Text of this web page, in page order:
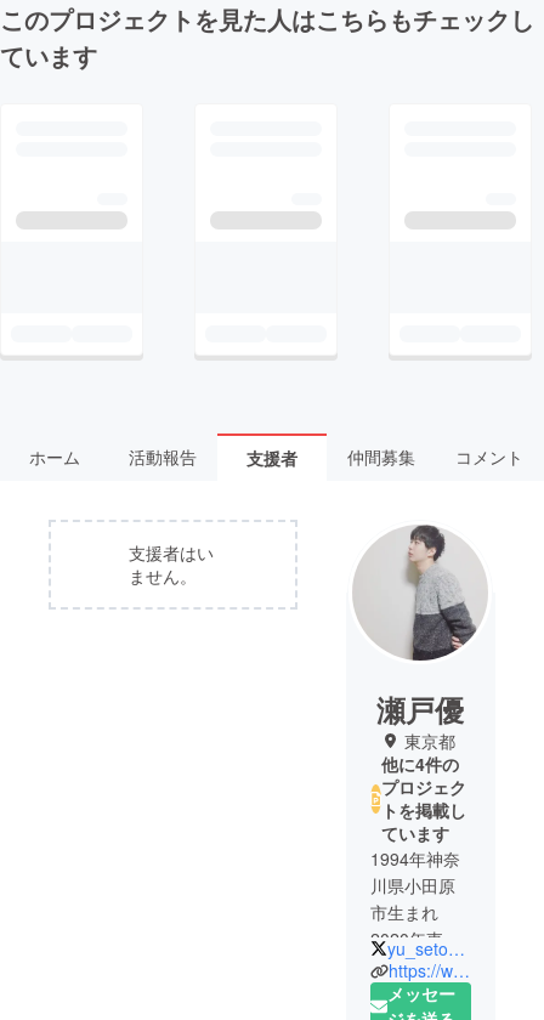
このプロジェクトを見た人はこちらもチェックし
ています
ホーム 活動報告 支援者 仲間募集 コメント
支援者はい
ません。
瀬戸優
東京都
他に4件の
プロジェク
トを掲載し
ています
1994年神奈
川県小田原
市生まれ
2020年東京
藝術大学大
学院 彫刻
yu_seto1222
https://www.yuseto.com/
メッセー